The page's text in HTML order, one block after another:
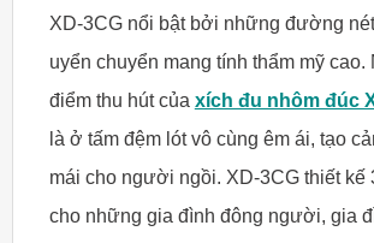
XD-3CG nổi bật bởi những đường
uyển chuyển mang tính thẩm mỹ cao.
điểm thu hút của xích đu nhôm đúc
là ở tấm đệm lót vô cùng êm ái, tạo
mái cho người ngồi. XD-3CG thiết kế
cho những gia đình đông người, gia